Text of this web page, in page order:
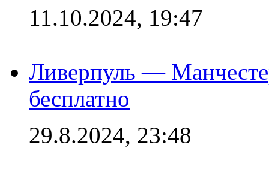
11.10.2024, 19:47
Ливерпуль —
бесплатно
29.8.2024, 23:48